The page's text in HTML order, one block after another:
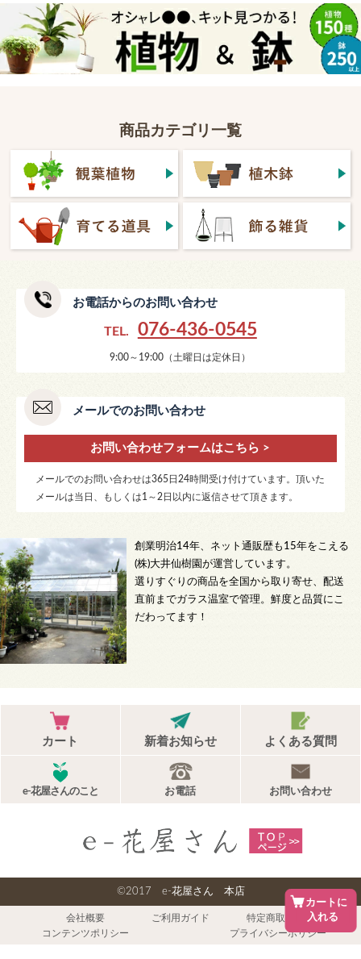
商品カテゴリ一覧
お電話からのお問い合わせ
TEL. 076-436-0545
9:00～19:00（土曜日は定休日）
メールでのお問い合わせ
お問い合わせフォームはこちら >
メールでのお問い合わせは365日24時間受け付けています。頂いた
メールは当日、もしくは1～2日以内に返信させて頂きます。
創業明治14年、ネット通販歴も15年をこえる
(株)大井仙樹園が運営しています。
選りすぐりの商品を全国から取り寄せ、配送
直前までガラス温室で管理。鮮度と品質にこ
だわってます！
カート 新着お知らせ よくある質問
e-花屋さんのこと お電話 お問い合わせ
©2017 e-花屋さん 本店
会社概要 ご利用ガイド
特定商取引法
コンテンツポリシー
プライバシーポリシー
カートに
入れる